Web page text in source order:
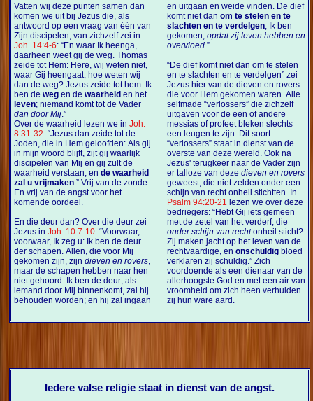
Vatten wij deze punten samen dan
komen we uit bij Jezus die, als
antwoord op een vraag van één van
Zijn discipelen, van zichzelf zei in
Joh. 14:4-6: “En waar Ik heenga,
daarheen weet gij de weg. Thomas
zeide tot Hem: Here, wij weten niet,
waar Gij heengaat; hoe weten wij
dan de weg? Jezus zeide tot hem: Ik
ben deweg en dewaarheid en het
leven; niemand komt tot de Vader
dan door Mij .”
Over de waarheid lezen we inJoh.
8:31-32: “Jezus dan zeide tot de
Joden, die in Hem geloofden: Als gij
in mijn woord blijft, zijt gij waarlijk
discipelen van Mij en gij zult de
waarheid verstaan, ende waarheid
zal u vrijmaken .” Vrij van de zonde.
En vrij van de angst voor het
komende oordeel.
En die deur dan? Over die deur zei
Jezus inJoh. 10:7-10: “Voorwaar,
voorwaar, Ik zeg u: Ik ben de deur
der schapen. Allen, die voor Mij
gekomen zijn, zijndieven en rovers
maar de schapen hebben naar hen
niet gehoord. Ik ben de deur; als
iemand door Mij binnenkomt, zal hij
behouden worden; en hij zal ingaan
en uitgaan en weide vinden. De dief
komt niet dan om te stelen en te
slachten en te verdelgen; Ik ben
gekomen, opdat zij leven hebben en
overvloed.”
“De dief komt niet dan om te stelen
en te slachten en te verdelgen” zei
Jezus hier van de dieven en rovers
die voor Hem gekomen waren. Alle
selfmade “verlossers” die zichzelf
uitgaven voor de een of andere
messias of profeet bleken slechts
een leugen te zijn. Dit soort
“verlossers” staat in dienst van de
overste van deze wereld. Ook na
Jezus' terugkeer naar de Vader zijn
er talloze van deze dieven en rovers
geweest, die niet zelden onder een
schijn van recht onheil stichtten. In
Psalm 94:20-21 lezen we over deze
bedriegers: “Hebt Gij iets gemeen
met de zetel van het verderf, die
onder schijn van rechtonheil sticht?
Zij maken jacht op het leven van de
rechtvaardige, en onschuldigbloed
verklaren zij schuldig.” Zich
voordoende als een dienaar van de
allerhoogste God en met een air van
vroomheid om zich heen verhulden
zij hun ware aard.
Iedere valse religie staat in dienst van de angst.